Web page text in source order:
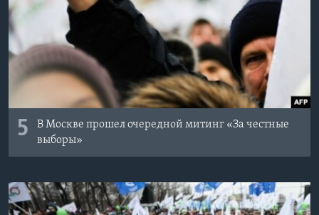
5
В Москве прошел очередной митинг «За честные
выборы»